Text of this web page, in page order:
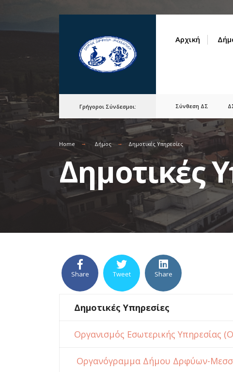
content
Αρχική
Γρήγοροι Σύνδεσμοι: Σύνθεση ΔΣ
Home Δήμος Δημοτικές Υπηρεσίες
Δημοτικές
Share Tweet Share
Δημοτικές Υπηρεσίες
Οργανισμός Εσωτερικής
Οργανόγραμμα Δήμου Δρφύων-